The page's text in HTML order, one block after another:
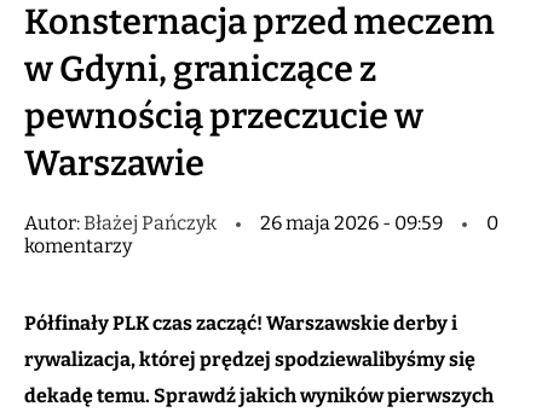
Konsternacja przed meczem
w Gdyni, graniczące z
pewnością przeczucie w
Warszawie
Autor:Błażej Pańczyk 26 maja 2026 - 09:59
0
komentarzy
Półfinały PLK czas zacząć! Warszawskie derby i
rywalizacja, której prędzej spodziewalibyśmy się
dekadę temu. Sprawdź jakich wyników pierwszych